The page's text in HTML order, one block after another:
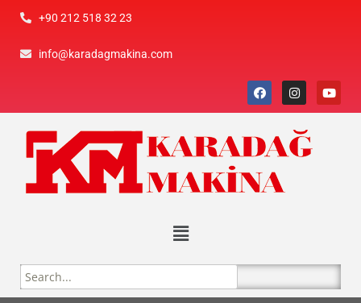
+90 212 518 32 23
info@karadagmakina.com